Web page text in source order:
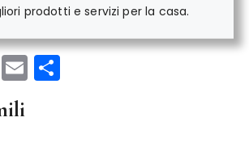
prodotti e servizi per la casa.
Pi
n
E
m